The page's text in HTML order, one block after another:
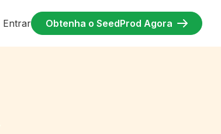
Entrar Obtenha o SeedProd Agora